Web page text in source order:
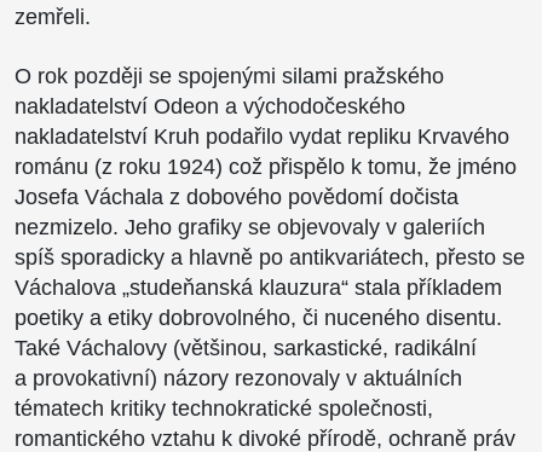
zemřeli.
O rok později se spojenými silami pražského
nakladatelství Odeon a východočeského
nakladatelství Kruh podařilo vydat repliku Krvavého
románu (z roku 1924) což přispělo k tomu, že jméno
Josefa Váchala z dobového povědomí dočista
nezmizelo. Jeho grafiky se objevovaly v galeriích
spíš sporadicky a hlavně po antikvariátech, přesto se
Váchalova „studeňanská klauzura“ stala příkladem
poetiky a etiky dobrovolného, či nuceného disentu.
Také Váchalovy (většinou, sarkastické, radikální
a provokativní) názory rezonovaly v aktuálních
tématech kritiky technokratické společnosti,
romantického vztahu k divoké přírodě, ochraně práv